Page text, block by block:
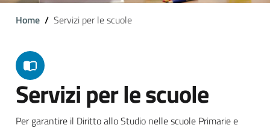
Home Servizi per le scuole
Servizi per le scuole
Per garantire il Diritto allo Studio nelle scuole Primarie e